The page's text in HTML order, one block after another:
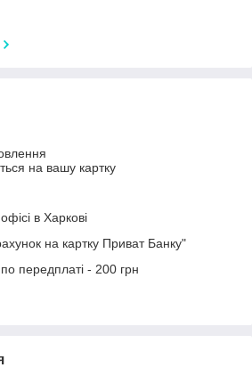
на вашу картку
в Харкові
на картку Приват Банку"
передплаті - 200 грн